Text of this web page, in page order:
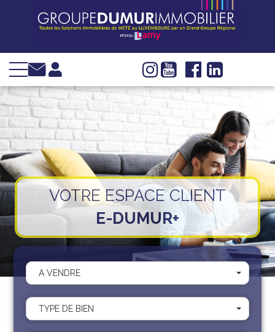
VENTE
LOCATION
INVESTIR
IMMOBILIER
D'ENTREPRISE
GESTION
SYNDIC
WEB TV
Actualités
Nous trouver
Recrutement
Contact
Documents
VOTRE ESPACE CLIENT
E-DUMUR+
A VENDRE
TYPE DE BIEN